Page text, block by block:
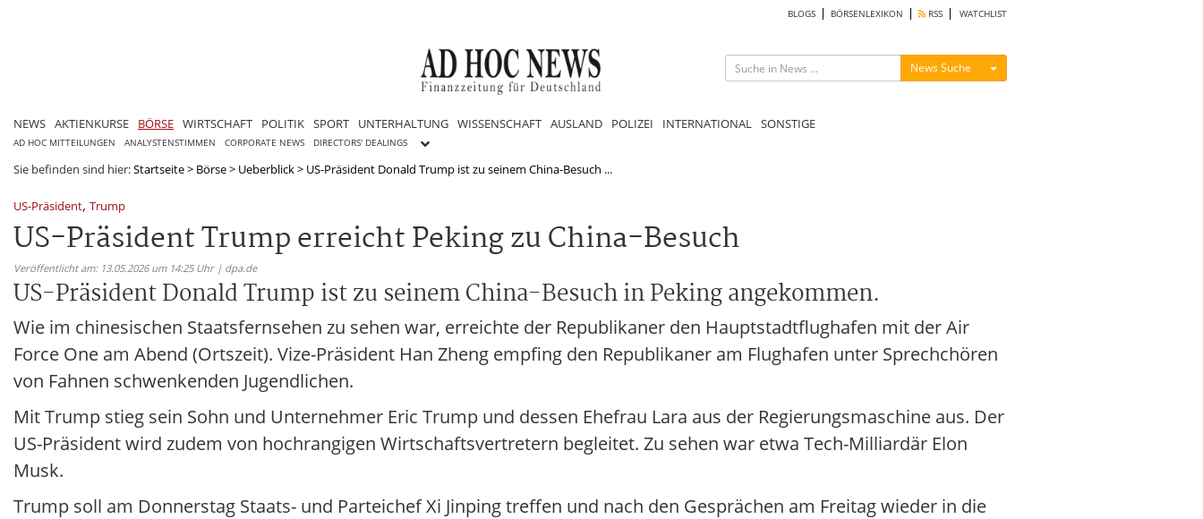
BLOGS BÖRSENLEXIKON RSS WATCHLIST
News Suche Menü ein-/ausblenden
NEWS AKTIENKURSE BÖRSE WIRTSCHAFT POLITIK SPORT UNTERHALTUNG WISSENSCHAFT AUSLAND POLIZEI INTERNATIONAL SONSTIGE
AD HOC MITTEILUNGEN ANALYSTENSTIMMEN CORPORATE NEWS DIRECTORS' DEALINGS
Sie befinden sind hier:Startseite> Börse> Ueberblick> US-Präsident Donald Trump ist zu seinem China-Besuch ...
US-Präsident, Trump
US-Präsident Trump erreicht Peking zu China-Besuch
Veröffentlicht am: 13.05.2026 um 14:25 Uhr | dpa.de
US-Präsident Donald Trump ist zu seinem China-Besuch in Peking angekommen.
Wie im chinesischen Staatsfernsehen zu sehen war, erreichte der Republikaner den Hauptstadtflughafen mit der Air
Force One am Abend (Ortszeit). Vize-Präsident Han Zheng empfing den Republikaner am Flughafen unter Sprechchören
von Fahnen schwenkenden Jugendlichen.
Mit Trump stieg sein Sohn und Unternehmer Eric Trump und dessen Ehefrau Lara aus der Regierungsmaschine aus. Der
US-Präsident wird zudem von hochrangigen Wirtschaftsvertretern begleitet. Zu sehen war etwa Tech-Milliardär Elon
Musk.
Trump soll am Donnerstag Staats- und Parteichef Xi Jinping treffen und nach den Gesprächen am Freitag wieder in die